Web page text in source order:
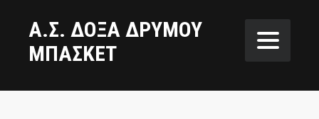
Α.Σ. ΔΟΞΑ ΔΡΥΜΟΥ
ΜΠΑΣΚΕΤ